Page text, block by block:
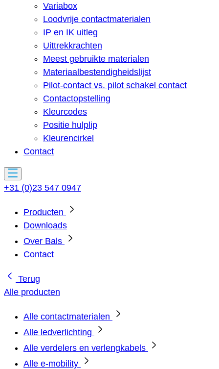
Variabox
Loodvrije contactmaterialen
IP en IK uitleg
Uittrekkrachten
Meest gebruikte materialen
Materiaalbestendigheidslijst
Pilot-contact vs. pilot schakel contact
Contactopstelling
Kleurcodes
Positie hulplip
Kleurencirkel
Contact
+31 (0)23 547 0947
Producten
Downloads
Over Bals
Contact
Terug
Alle producten
Alle contactmaterialen
Alle ledverlichting
Alle verdelers en verlengkabels
Alle e-mobility